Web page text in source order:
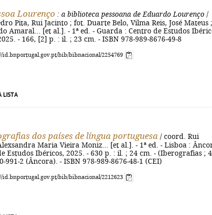
Lourenço : a biblioteca pessoana de Eduardo Lourenço /
Pita, Rui Jacinto ; fot. Duarte Belo, Vilma Reis, José Mateus ;
Amaral... [et al.]. - 1ª ed. - Guarda : Centro de Estudos
- 166, [2] p. : il. ; 23 cm. - ISBN 978-989-8676-49-8
bib/bibnacional/2254769
LISTA
dos países de língua portuguesa / coord. Rui
Maria Vieira Moniz... [et al.]. - 1ª ed. - Lisboa :
Estudos Ibéricos, 2025. - 630 p. : il. ; 24 cm. - (Iberografias ;
991-2 (Âncora). - ISBN 978-989-8676-48-1 (CEI)
bib/bibnacional/2212623